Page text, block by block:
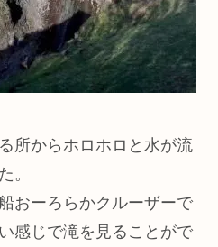
所からホロホロと水が流
。
おーろらかクルーザーで
感じで滝を見ることがで